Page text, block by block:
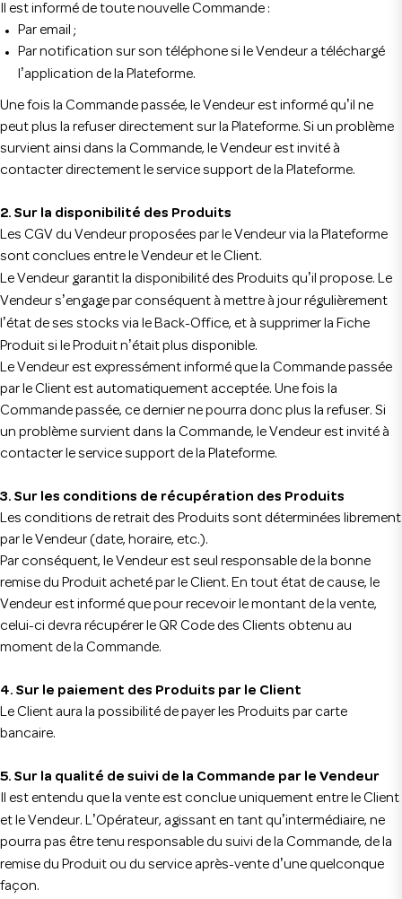
Il est informé de toute nouvelle Commande :
Par email ;
Par notification sur son téléphone si le Vendeur a téléchargé
’application de la Plateforme.
Une fois la Commande passée, le Vendeur est informé qu’il ne
peut plus la refuser directement sur la Plateforme. Si un problème
survient ainsi dans la Commande, le Vendeur est invité à
contacter directement le service support de la Plateforme.
2. Sur la disponibilité des Produits
Les CGV du Vendeur proposées par le Vendeur via la Plateforme
sont conclues entre le Vendeur et le Client.
Le Vendeur garantit la disponibilité des Produits qu’il propose. Le
Vendeur s’engage par conséquent à mettre à jour régulièrement
’état de ses stocks via le Back-Office, et à supprimer la Fiche
Produit si le Produit n’était plus disponible.
Le Vendeur est expressément informé que la Commande passée
par le Client est automatiquement acceptée. Une fois la
Commande passée, ce dernier ne pourra donc plus la refuser. Si
un problème survient dans la Commande, le Vendeur est invité à
contacter le service support de la Plateforme.
3. Sur les conditions de récupération des Produits
Les conditions de retrait des Produits sont déterminées librement
par le Vendeur (date, horaire, etc.).
Par conséquent, le Vendeur est seul responsable de la bonne
remise du Produit acheté par le Client. En tout état de cause, le
Vendeur est informé que pour recevoir le montant de la vente,
celui-ci devra récupérer le QR Code des Clients obtenu au
moment de la Commande.
4. Sur le paiement des Produits par le Client
Le Client aura la possibilité de payer les Produits par carte
bancaire.
5. Sur la qualité de suivi de la Commande par le Vendeur
Il est entendu que la vente est conclue uniquement entre le Client
et le Vendeur. L’Opérateur, agissant en tant qu’intermédiaire, ne
pourra pas être tenu responsable du suivi de la Commande, de la
remise du Produit ou du service après-vente d ’une quelconque
façon.